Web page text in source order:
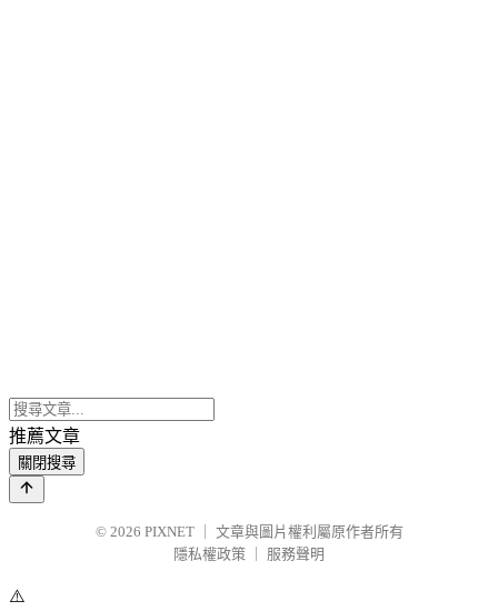
推薦文章
關閉搜尋
© 2026 PIXNET
文章與圖片權利屬原作者所有
隱私權政策
服務聲明
⚠️